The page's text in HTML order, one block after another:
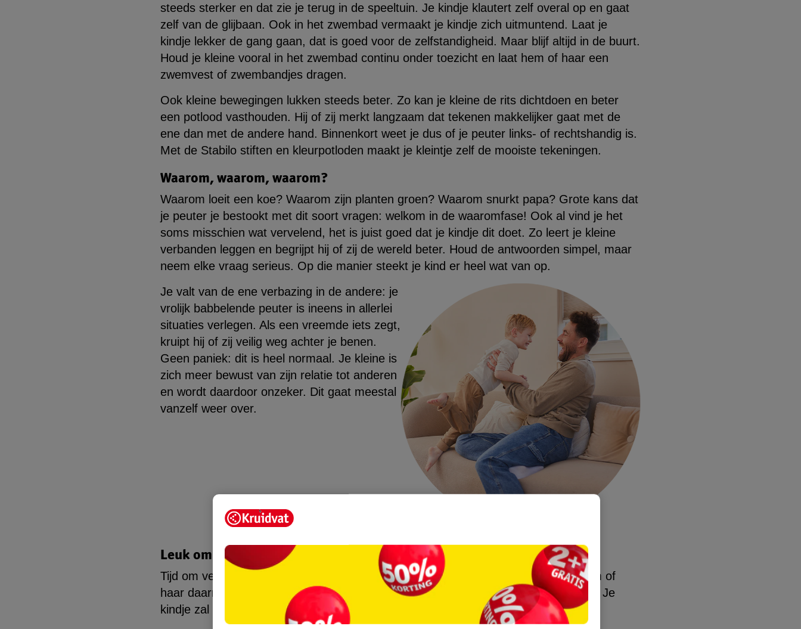
steeds sterker en dat zie je terug in de speeltuin. Je kindje klautert zelf overal op en gaat
zelf van de glijbaan. Ook in het zwembad vermaakt je kindje zich uitmuntend. Laat je
kindje lekker de gang gaan, dat is goed voor de zelfstandigheid. Maar blijf altijd in de buurt.
Houd je kleine vooral in het zwembad continu onder toezicht en laat hem of haar een
zwemvest of zwembandjes dragen.
Ook kleine bewegingen lukken steeds beter. Zo kan je kleine de rits dichtdoen en beter
een potlood vasthouden. Hij of zij merkt langzaam dat tekenen makkelijker gaat met de
ene dan met de andere hand. Binnenkort weet je dus of je peuter links- of rechtshandig is.
Met de Stabilo stiften en kleurpotloden maakt je kleintje zelf de mooiste tekeningen.
Waarom, waarom, waarom?
Waarom loeit een koe? Waarom zijn planten groen? Waarom snurkt papa? Grote kans dat
je peuter je bestookt met dit soort vragen: welkom in de waaromfase! Ook al vind je het
soms misschien wat vervelend, het is juist goed dat je kindje dit doet. Zo leert je kleine
verbanden leggen en begrijpt hij of zij de wereld beter. Houd de antwoorden simpel, maar
neem elke vraag serieus. Op die manier steekt je kind er heel wat van op.
Je valt van de ene verbazing in de andere: je
vrolijk babbelende peuter is ineens in allerlei
situaties verlegen. Als een vreemde iets zegt,
kruipt hij of zij veilig weg achter je benen.
Geen paniek: dit is heel normaal. Je kleine is
zich meer bewust van zijn relatie tot anderen
en wordt daardoor onzeker. Dit gaat meestal
vanzelf weer over.
Leuk om te doen
Tijd om verstoppertje te spelen. Je kleintje verstopt zich in huis, terwijl jij telt en hem of
haar daarna zoekt. Spannend! Of verstop jezelf in huis en laat je kleintje je zoeken. Je
kindje zal het geweldig vinden als hij of zij je heeft gevonden.